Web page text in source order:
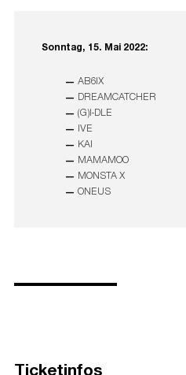
Sonntag, 15. Mai 2022:
AB6IX
DREAMCATCHER
(G)I-DLE
IVE
KAI
MAMAMOO
MONSTA X
ONEUS
Ticketinfos